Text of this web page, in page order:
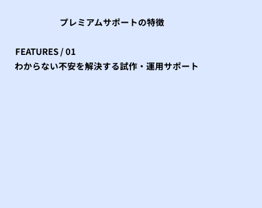
FEATURES / 01
わからない不安を解決する試作・運用サポート
プレミアムサポートの特徴